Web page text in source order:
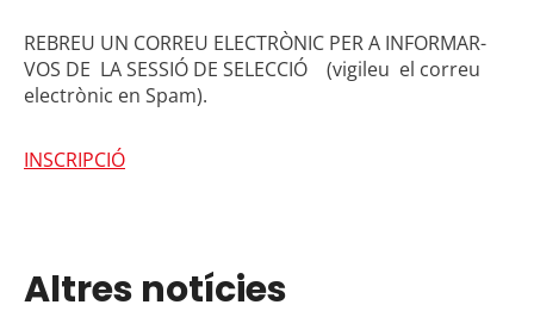
REBREU UN CORREU ELECTRÒNIC PER A INFORMAR-
VOS DE LA SESSIÓ DE SELECCIÓ (vigileu el correu
electrònic en Spam).
INSCRIPCIÓ
Altres notícies